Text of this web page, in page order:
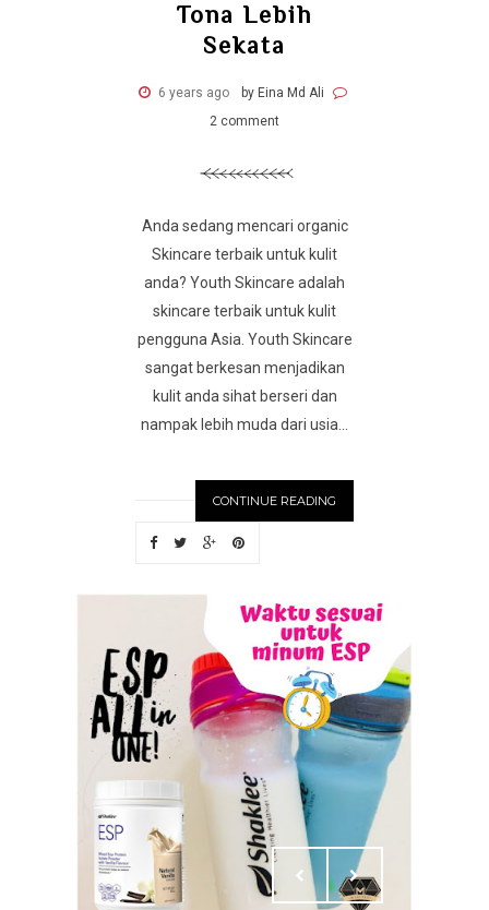
Tona Lebih
Sekata
6 years ago
by Eina Md Ali
2 comment
Anda sedang mencari organic
Skincare terbaik untuk kulit
anda? Youth Skincare adalah
skincare terbaik untuk kulit
pengguna Asia. Youth Skincare
sangat berkesan menjadikan
kulit anda sihat berseri dan
nampak lebih muda dari usia...
CONTINUE READING